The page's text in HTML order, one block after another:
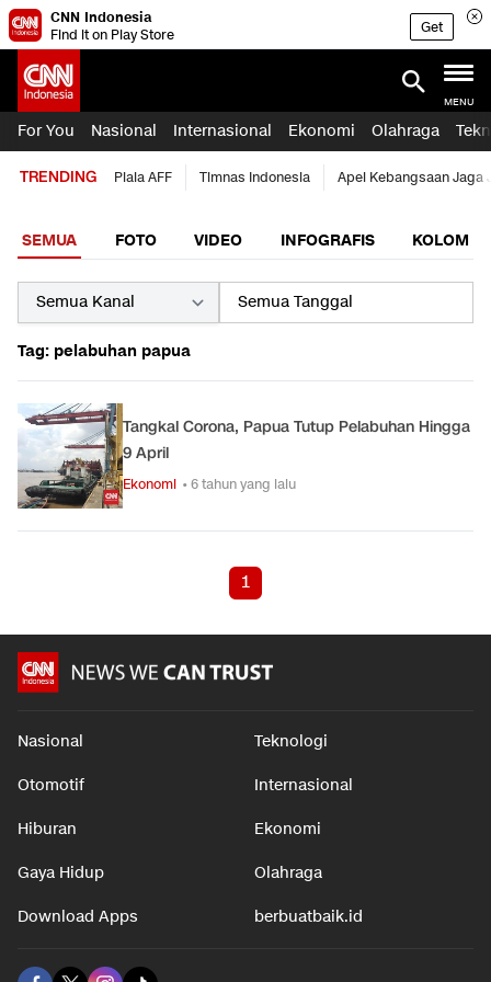
CNN Indonesia
Find it on Play Store
Get
MENU
For You Nasional Internasional Ekonomi Olahraga
TRENDING Piala AFF Timnas Indonesia Apel Kebangsaan Jaga
SEMUA FOTO VIDEO INFOGRAFIS KOLOM
Tag: pelabuhan papua
Tangkal Corona, Papua Tutup Pelabuhan Hingga
9 April
Ekonomi • 6 tahun yang lalu
1
Nasional Teknologi
Otomotif Internasional
Hiburan Ekonomi
Gaya Hidup Olahraga
Download Apps berbuatbaik.id